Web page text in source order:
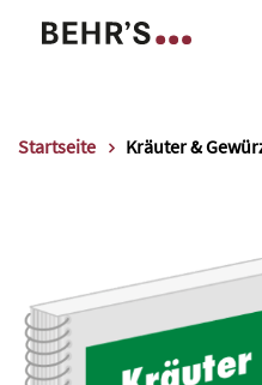
Startseite Kräuter &